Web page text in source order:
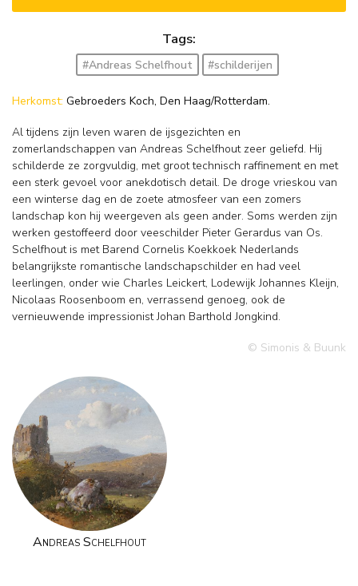
Tags:
#Andreas Schelfhout #schilderijen
Herkomst: Gebroeders Koch, Den Haag/Rotterdam.
Al tijdens zijn leven waren de ijsgezichten en
zomerlandschappen van Andreas Schelfhout zeer geliefd. Hij
schilderde ze zorgvuldig, met groot technisch raffinement en met
een sterk gevoel voor anekdotisch detail. De droge vrieskou van
een winterse dag en de zoete atmosfeer van een zomers
landschap kon hij weergeven als geen ander. Soms werden zijn
werken gestoffeerd door veeschilder Pieter Gerardus van Os.
Schelfhout is met Barend Cornelis Koekkoek Nederlands
belangrijkste romantische landschapschilder en had veel
leerlingen, onder wie Charles Leickert, Lodewijk Johannes Kleijn,
Nicolaas Roosenboom en, verrassend genoeg, ook de
vernieuwende impressionist Johan Barthold Jongkind.
© Simonis & Buunk
Andreas Schelfhout